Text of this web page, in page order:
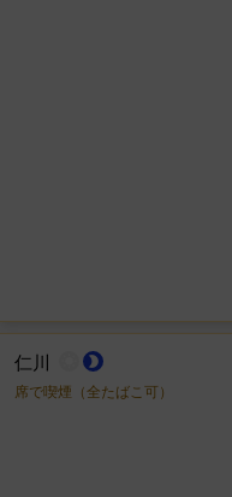
仁川 brightness_2
席で喫煙（全たばこ可）